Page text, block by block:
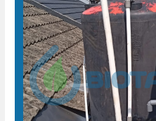
Tengah